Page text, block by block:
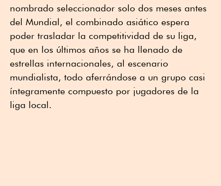
nombrado seleccionador solo dos meses antes
del Mundial, el combinado asiático espera
poder trasladar la competitividad de su liga,
que en los últimos años se ha llenado de
estrellas internacionales, al escenario
mundialista, todo aferrándose a un grupo casi
íntegramente compuesto por jugadores de la
liga local.